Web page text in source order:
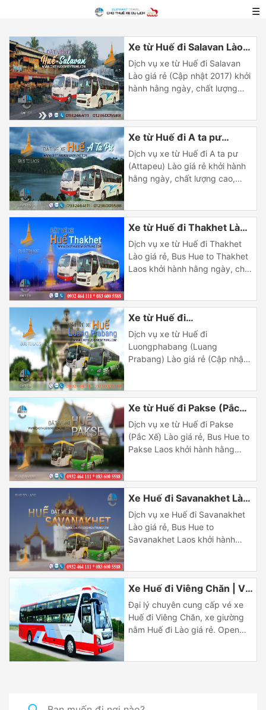
☰
Xe từ Huế đi Salavan Lào
giá rẻ | Xe Hue di Salavan
Lao
Dịch vụ xe từ Huế đi Salavan
Lào giá rẻ (Cập nhật 2017) khởi
hành hằng ngày, chất lượng
Huế đi Salavan Lào Tuyến xe
Huế đi Salavan Lào xuất phát
tại trung tâm thành phố Huế đi
theo lối cửa khẩu […]
Xe từ Huế đi A ta pư
(Attapeu) Lào giá rẻ
Dịch vụ xe từ Huế đi A ta pư
(Attapeu) Lào giá rẻ khởi hành
hằng ngày, chất lượng cao,
Huế đi A ta pư (Attapeu) Lào
Tuyến xe Huế đi A ta pư
(Attapeu) Lào xuất phát tại
trung tâm thành phố […]
Xe từ Huế đi Thakhet Lào
giá rẻ | Xe Hue di Thakhet
Lao
Dịch vụ xe từ Huế đi Thakhet
Lào giá rẻ, Bus Hue to Thakhet
Laos khởi hành hằng ngày, chất
Tuyến xe Huế đi Thakhet Lào
Tuyến xe Huế đi Thakhet Lào
xuất phát tại trung tâm thành
phố Huế đi theo lối […]
Xe từ Huế đi
Luongphabang (Luang
Prabang) Lào giá rẻ
Dịch vụ xe từ Huế đi
Luongphabang (Luang
Prabang) Lào giá rẻ (Cập nhật
giản, chuyên nghiệp và uy tín. |
Tuyến xe từ Huế đi
Luongphabang (Luang
Prabang) Lào Tuyến xe Huế
đi Luongphabang (Luang
Xe từ Huế đi Pakse (Pắc
xế) Lào giá rẻ
Dịch vụ xe từ Huế đi Pakse
(Pắc Xế) Lào giá rẻ, Bus Hue to
Pakse Laos khởi hành hằng
tín. | Tuyến xe từ Huế đi Pakse
(Pắc Xế) Lào Tuyến xe Huế đi
Pakse (Pắc Xế) Lào xuất phát
tại trung […]
Xe Huế đi Savanakhet Lào
giá rẻ
Dịch vụ xe Huế đi Savanakhet
Lào giá rẻ, Bus Hue to
Savanakhet Laos khởi hành
nghiệp và uy tín. | Tuyến xe từ
Huế đi Savanakhet Lào Tuyến
xe Huế đi Savannakhet dài
khoảng 387 km, thời gian di
chuyển trên chặng khoảng 10
Xe Huế đi Viêng Chăn | Vé
xe Huế đi Lào chất lượng
cao | Bus Hue to Vientiane
Laos
Đại lý chuyên cung cấp vé xe
Huế đi Viêng Chăn, xe giường
nằm Huế đi Lào giá rẻ. Open
ngày thông quan tại của […]